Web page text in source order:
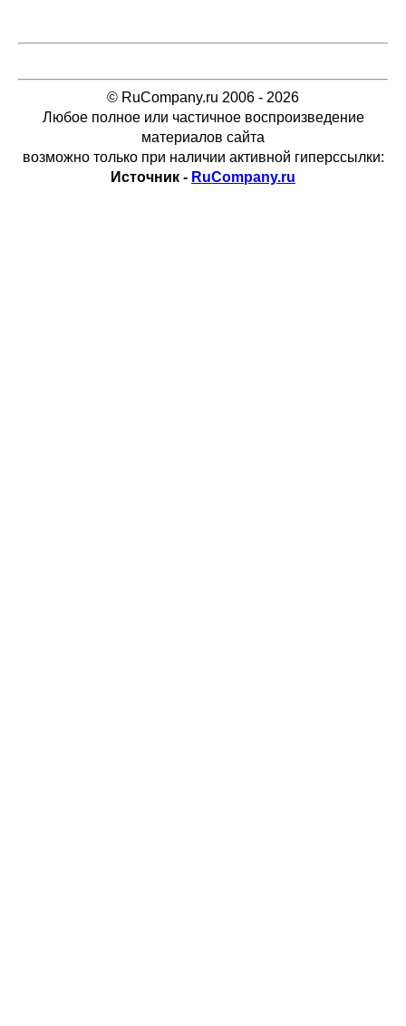
© RuCompany.ru 2006 - 2026
Любое полное или частичное воспроизведение
материалов сайта
возможно только при наличии активной гиперссылки:
Источник - RuCompany.ru